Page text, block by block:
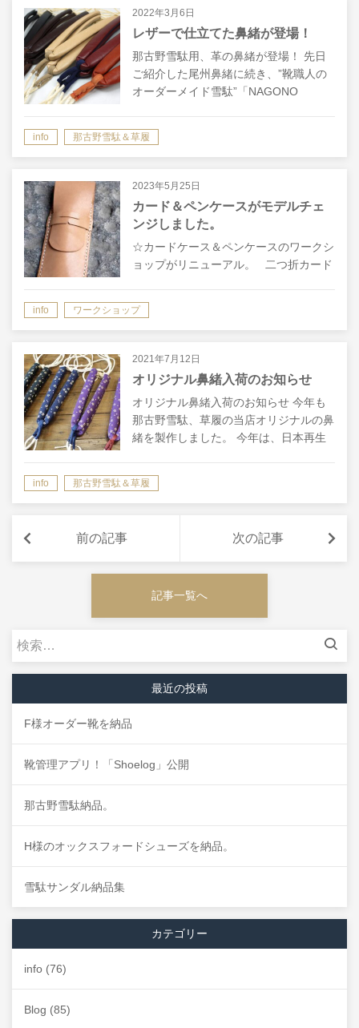
2022年3月6日
レザーで仕立てた鼻緒が登場！
那古野雪駄用、革の鼻緒が登場！ 先日
ご紹介した尾州鼻緒に続き、”靴職人の
オーダーメイド雪駄”「NAGONO
です。 普段、オーダー靴で使用してい
る革を鼻緒に仕…
info 那古野雪駄＆草履
2023年5月25日
カード＆ペンケースがモデルチェ
ンジしました。
☆カードケース＆ペンケースのワークシ
ョップがリニューアル。 二つ折カード
スとカードケースがデザインを一新しリ
ニューアルしました。 製作内容や楽し
info ワークショップ
2021年7月12日
オリジナル鼻緒入荷のお知らせ
オリジナル鼻緒入荷のお知らせ 今年も
那古野雪駄、草履の当店オリジナルの鼻
緒を製作しました。 今年は、日本再生
立てました。 昨年モデルも在庫分あり
ますので、合わせてお選び頂ければと思
info 那古野雪駄＆草履
前の記事 次の記事
記事一覧へ
検
最近の投稿
F様オーダー靴を納品
靴管理アプリ！「Shoelog」公開
那古野雪駄納品。
H様のオックスフォードシューズを納品。
雪駄サンダル納品集
カテゴリー
info (76)
Blog (85)